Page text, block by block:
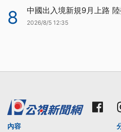
8 中國出入境新規9月上路
2026/8/5 12:35
內容